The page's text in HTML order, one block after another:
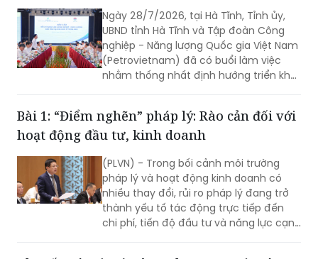
Ngày 28/7/2026, tại Hà Tĩnh, Tỉnh ủy,
UBND tỉnh Hà Tĩnh và Tập đoàn Công
nghiệp - Năng lượng Quốc gia Việt Nam
(Petrovietnam) đã có buổi làm việc
nhằm thống nhất định hướng triển khai
Bài 1: “Điểm nghẽn” pháp lý: Rào cản đối với
hoạt động đầu tư, kinh doanh
(PLVN) - Trong bối cảnh môi trường
pháp lý và hoạt động kinh doanh có
nhiều thay đổi, rủi ro pháp lý đang trở
thành yếu tố tác động trực tiếp đến
chi phí, tiến độ đầu tư và năng lực cạnh